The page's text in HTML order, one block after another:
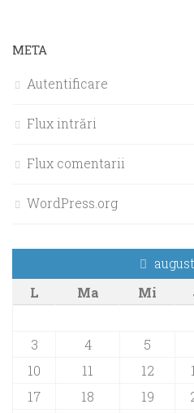
META
Autentificare
Flux intrări
Flux comentarii
WordPress.org
L
Ma Mi
3
4 5
10
11 12
17
18 19